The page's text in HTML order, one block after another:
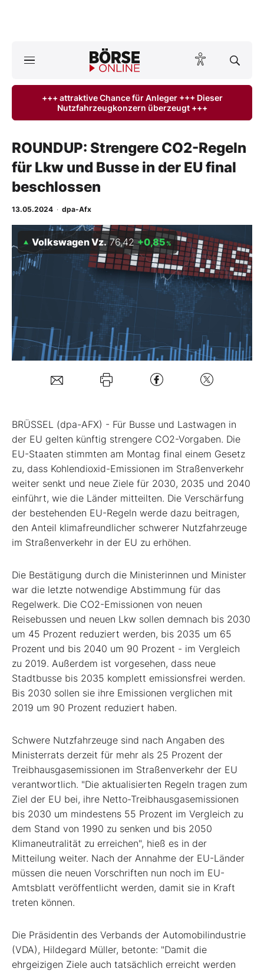
ktuelle Ausgabe BÖRSE ONLINE lesen
Finanz-Check
BO-Musterdepots
Experten
Mein Konto
+++ attraktive Chance für Anleger +++ Dieser
Nutzfahrzeugkonzern überzeugt +++
ROUNDUP: Strengere CO2-Regeln
für Lkw und Busse in der EU final
beschlossen
13.05.2024 · dpa-Afx
Volkswagen Vz. 76,42 +0,85%
BRÜSSEL (dpa-AFX) - Für Busse und Lastwagen in
der EU gelten künftig strengere CO2-Vorgaben. Die
EU-Staaten stimmten am Montag final einem Gesetz
zu, dass Kohlendioxid-Emissionen im Straßenverkehr
weiter senkt und neue Ziele für 2030, 2035 und 2040
einführt, wie die Länder mitteilten. Die Verschärfung
der bestehenden EU-Regeln werde dazu beitragen,
den Anteil klimafreundlicher schwerer Nutzfahrzeuge
im Straßenverkehr in der EU zu erhöhen.
Die Bestätigung durch die Ministerinnen und Minister
war die letzte notwendige Abstimmung für das
Regelwerk. Die CO2-Emissionen von neuen
Reisebussen und neuen Lkw sollen demnach bis 2030
um 45 Prozent reduziert werden, bis 2035 um 65
Prozent und bis 2040 um 90 Prozent - im Vergleich
zu 2019. Außerdem ist vorgesehen, dass neue
Stadtbusse bis 2035 komplett emissionsfrei werden.
Bis 2030 sollen sie ihre Emissionen verglichen mit
2019 um 90 Prozent reduziert haben.
Schwere Nutzfahrzeuge sind nach Angaben des
Ministerrats derzeit für mehr als 25 Prozent der
Treibhausgasemissionen im Straßenverkehr der EU
verantwortlich. "Die aktualisierten Regeln tragen zum
Ziel der EU bei, ihre Netto-Treibhausgasemissionen
bis 2030 um mindestens 55 Prozent im Vergleich zu
dem Stand von 1990 zu senken und bis 2050
Klimaneutralität zu erreichen", hieß es in der
Mitteilung weiter. Nach der Annahme der EU-Länder
müssen die neuen Vorschriften nun noch im EU-
Amtsblatt veröffentlicht werden, damit sie in Kraft
treten können.
Die Präsidentin des Verbands der Automobilindustrie
(VDA), Hildegard Müller, betonte: "Damit die
ehrgeizigen Ziele auch tatsächlich erreicht werden